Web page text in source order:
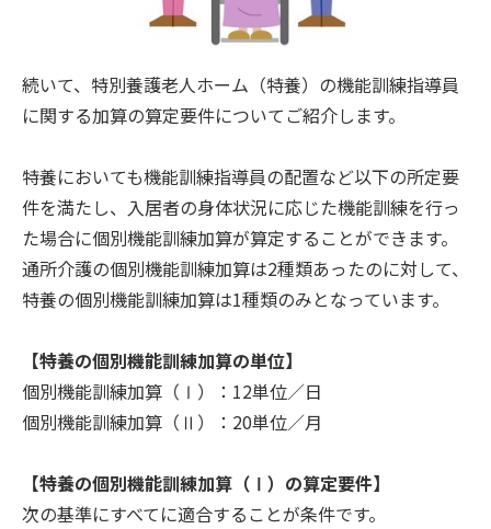
続いて、特別養護老人ホーム（特養）の機能訓練指導員
に関する加算の算定要件についてご紹介します。
特養においても機能訓練指導員の配置など以下の所定要
件を満たし、入居者の身体状況に応じた機能訓練を行っ
た場合に個別機能訓練加算が算定することができます。
通所介護の個別機能訓練加算は2種類あったのに対して、
特養の個別機能訓練加算は1種類のみとなっています。
【特養の個別機能訓練加算の単位】
個別機能訓練加算（Ⅰ）：12単位／日
個別機能訓練加算（Ⅱ）：20単位／月
【特養の個別機能訓練加算（Ⅰ）の算定要件】
次の基準にすべてに適合することが条件です。